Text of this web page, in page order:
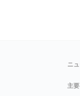
ニ
主要